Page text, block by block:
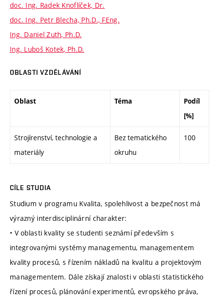
doc. Ing. Radek Knoflíček, Dr.
doc. Ing. Petr Blecha, Ph.D., FEng.
Ing. Daniel Zuth, Ph.D.
Ing. Luboš Kotek, Ph.D.
OBLASTI VZDĚLÁVÁNÍ
Oblast Téma
Podíl
[%]
Strojírenství, technologie a
materiály
Bez tematického
okruhu
100
CÍLE STUDIA
Studium v programu Kvalita, spolehlivost a bezpečnost má
výrazný interdisciplinární charakter:
• V oblasti kvality se studenti seznámí především s
integrovanými systémy managementu, managementem
kvality procesů, s řízením nákladů na kvalitu a projektovým
managementem. Dále získají znalosti v oblasti statistického
řízení procesů, plánování experimentů, evropského práva,